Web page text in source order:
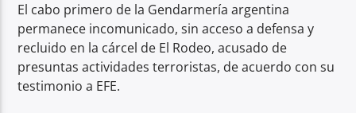
El cabo primero de la Gendarmería argentina
permanece incomunicado, sin acceso a defensa y
recluido en la cárcel de El Rodeo, acusado de
presuntas actividades terroristas, de acuerdo con su
testimonio a EFE.